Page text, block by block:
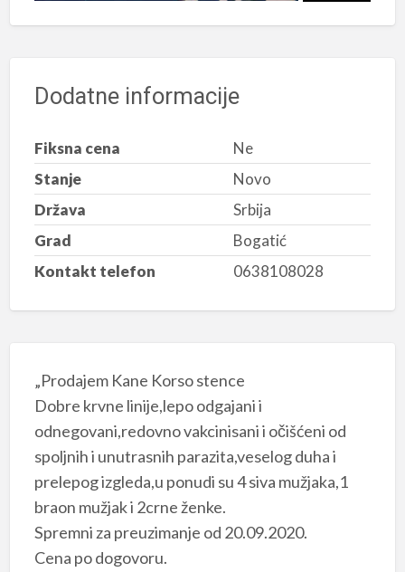
Dodatne informacije
Fiksna cena
Ne
Stanje
Novo
Država
Srbija
Grad
Bogatić
Kontakt telefon
0638108028
„Prodajem Kane Korso stence
Dobre krvne linije,lepo odgajani i
odnegovani,redovno vakcinisani i očišćeni od
spoljnih i unutrasnih parazita,veselog duha i
prelepog izgleda,u ponudi su 4 siva mužjaka,1
braon mužjak i 2crne ženke.
Spremni za preuzimanje od 20.09.2020.
Cena po dogovoru.